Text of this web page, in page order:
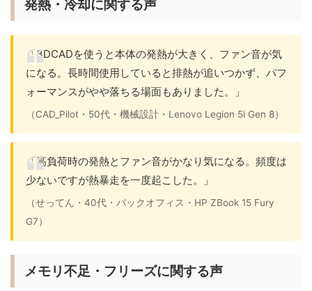
発熱・冷却に関する声
「3DCADを使うと本体の発熱が大きく、ファン音が気
になる。長時間使用していると排熱が追いつかず、パフ
ォーマンスがやや落ちる場面もありました。」
（CAD_Pilot・50代・機械設計・Lenovo Legion 5i Gen 8）
「高負荷時の発熱とファン音がかなり気になる。頻度は
少ないですが熱暴走を一度起こした。」
（せってん・40代・バックオフィス・HP ZBook 15 Fury
G7）
メモリ不足・フリーズに関する声